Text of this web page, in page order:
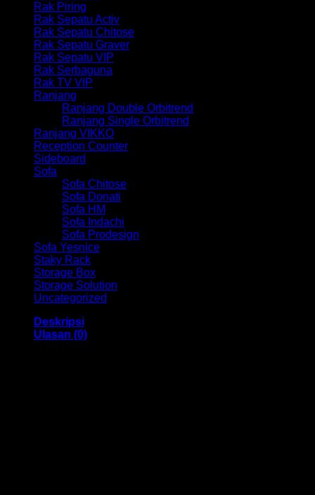
Rak Piring
Rak Sepatu Activ
Rak Sepatu Chitose
Rak Sepatu Graver
Rak Sepatu VIP
Rak Serbaguna
Rak TV VIP
Ranjang
Ranjang Double Orbitrend
Ranjang Single Orbitrend
Ranjang VIKKO
Reception Counter
Sideboard
Sofa
Sofa Chitose
Sofa Donati
Sofa HM
Sofa Indachi
Sofa Prodesign
Sofa Yesnice
Staky Rack
Storage Box
Storage Solution
Uncategorized
Deskripsi
Ulasan (0)